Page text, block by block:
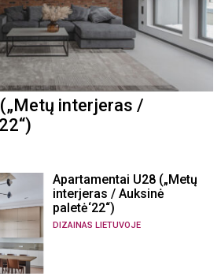
interjeras /
Apartamentai U28 („Metų
interjeras / Auksinė
paletė‘22“)
DIZAINAS LIETUVOJE